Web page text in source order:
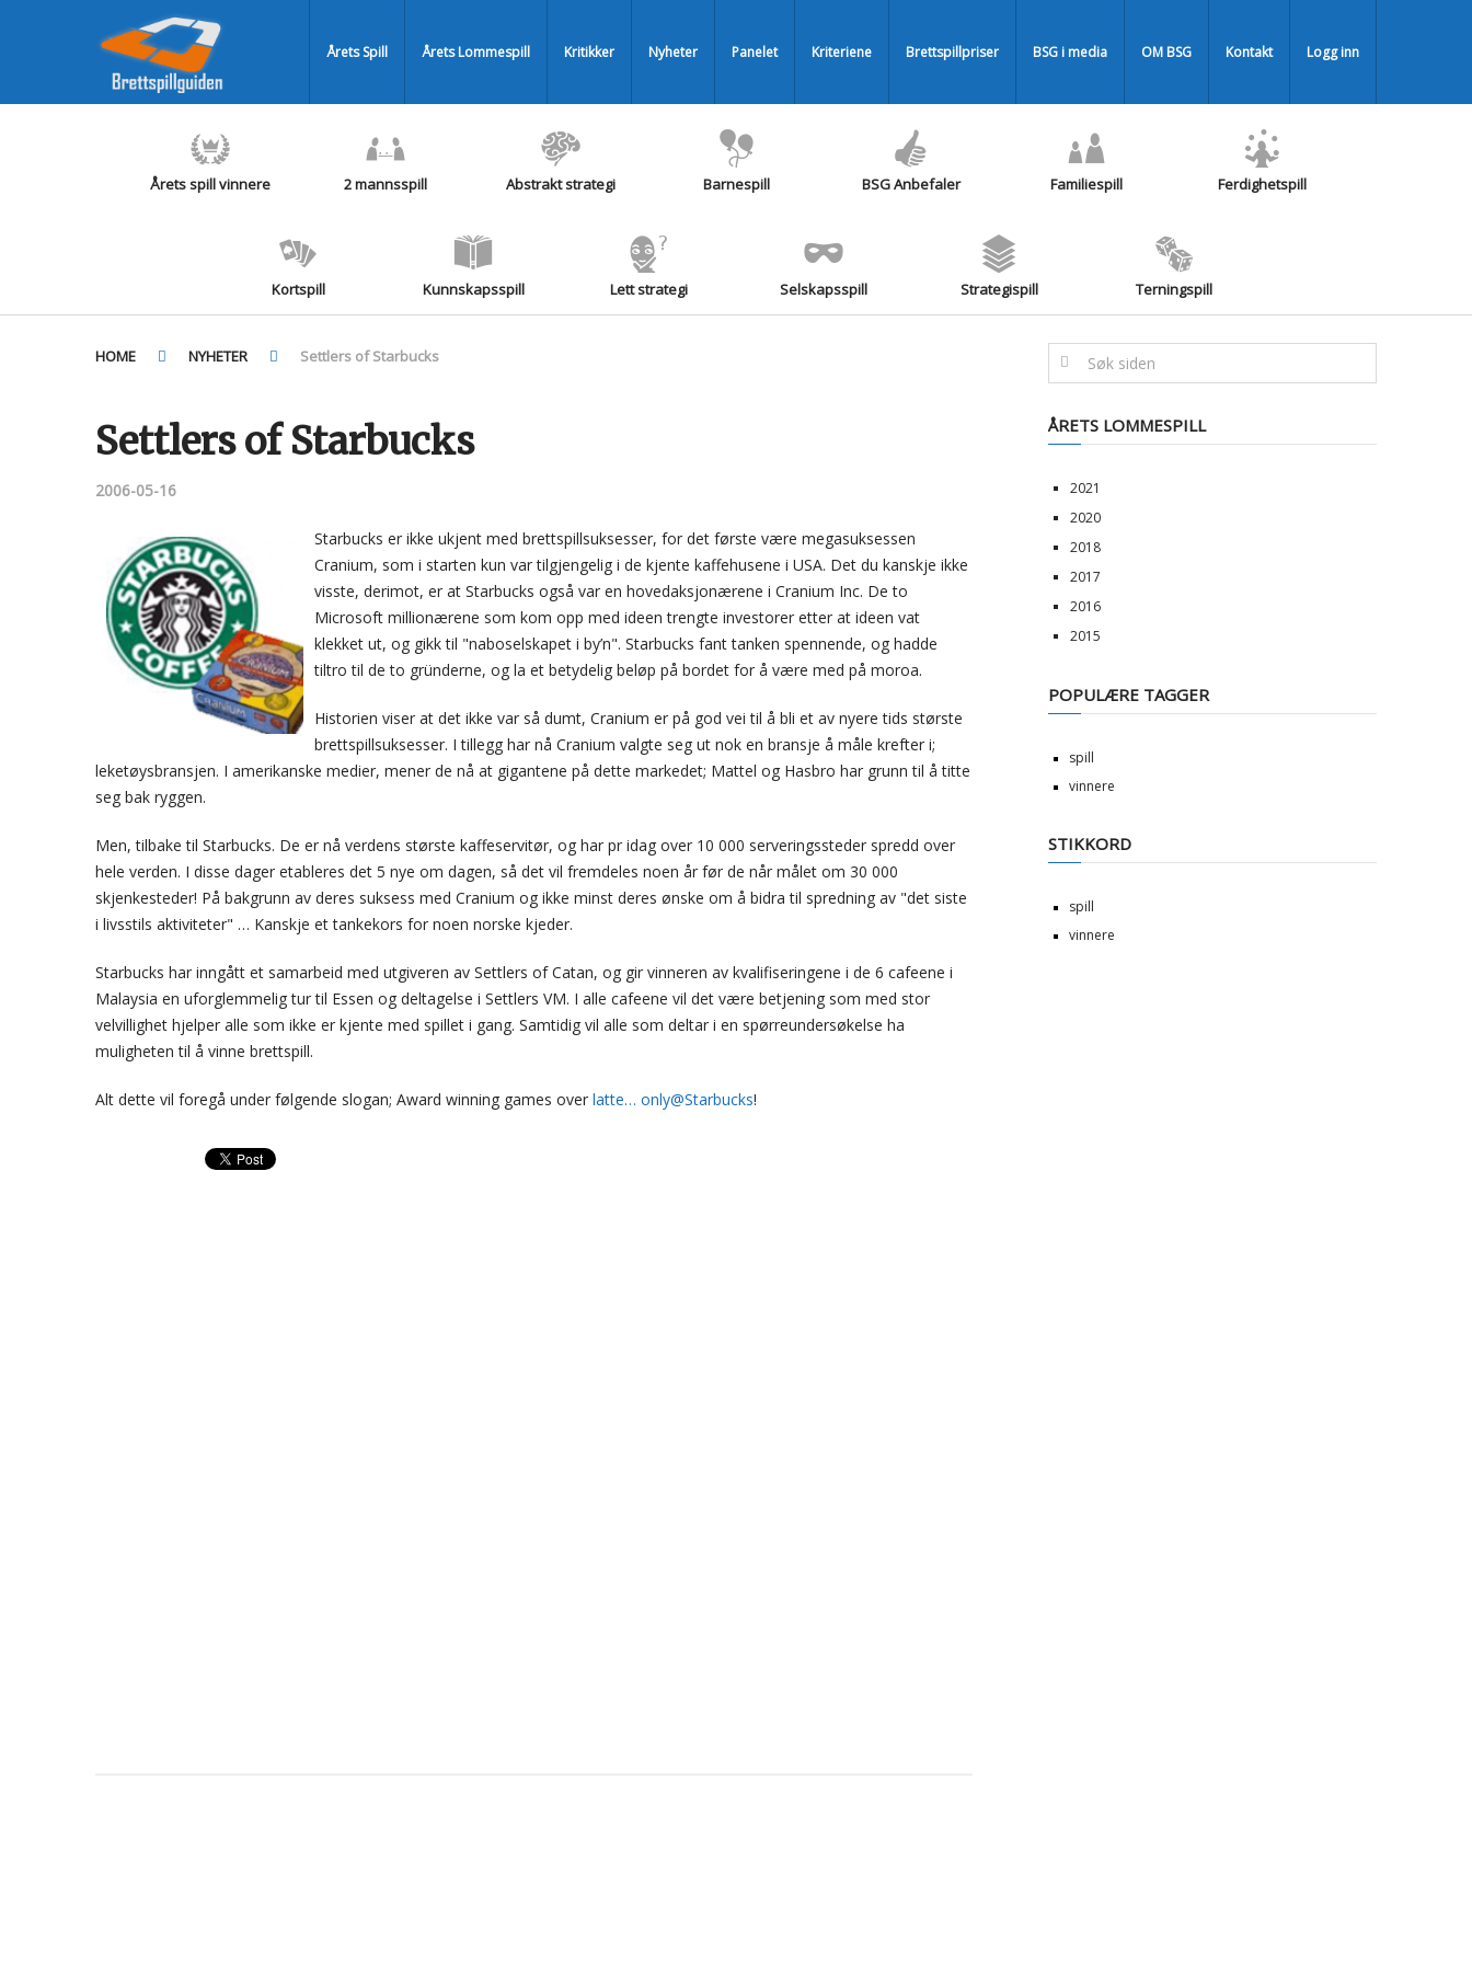
Årets Spill Årets Lommespill Kritikker Nyheter Panelet Kriteriene Brettspillpriser BSG i media OM BSG Kontakt Logg inn
Årets spill vinnere 2 mannsspill Abstrakt strategi Barnespill BSG Anbefaler Familiespill Ferdighetspill
Kortspill Kunnskapsspill Lett strategi Selskapsspill Strategispill Terningspill
HOME NYHETER Settlers of Starbucks
Settlers of Starbucks
2006-05-16
Starbucks er ikke ukjent med brettspillsuksesser, for det første være megasuksessen
Cranium, som i starten kun var tilgjengelig i de kjente kaffehusene i USA. Det du kanskje ikke
visste, derimot, er at Starbucks også var en hovedaksjonærene i Cranium Inc. De to
Microsoft millionærene som kom opp med ideen trengte investorer etter at ideen vat
klekket ut, og gikk til "naboselskapet i by’n". Starbucks fant tanken spennende, og hadde
tiltro til de to gründerne, og la et betydelig beløp på bordet for å være med på moroa.
Historien viser at det ikke var så dumt, Cranium er på god vei til å bli et av nyere tids største
brettspillsuksesser. I tillegg har nå Cranium valgte seg ut nok en bransje å måle krefter i;
leketøysbransjen. I amerikanske medier, mener de nå at gigantene på dette markedet; Mattel og Hasbro har grunn til å titte
seg bak ryggen.
Men, tilbake til Starbucks. De er nå verdens største kaffeservitør, og har pr idag over 10 000 serveringssteder spredd over
hele verden. I disse dager etableres det 5 nye om dagen, så det vil fremdeles noen år før de når målet om 30 000
skjenkesteder! På bakgrunn av deres suksess med Cranium og ikke minst deres ønske om å bidra til spredning av "det siste
i livsstils aktiviteter" … Kanskje et tankekors for noen norske kjeder.
Starbucks har inngått et samarbeid med utgiveren av Settlers of Catan, og gir vinneren av kvalifiseringene i de 6 cafeene i
Malaysia en uforglemmelig tur til Essen og deltagelse i Settlers VM. I alle cafeene vil det være betjening som med stor
velvillighet hjelper alle som ikke er kjente med spillet i gang. Samtidig vil alle som deltar i en spørreundersøkelse ha
muligheten til å vinne brettspill.
Alt dette vil foregå under følgende slogan; Award winning games over latte… only@Starbucks!
ÅRETS LOMMESPILL
2021
2020
2018
2017
2016
2015
POPULÆRE TAGGER
spill
vinnere
STIKKORD
spill
vinnere